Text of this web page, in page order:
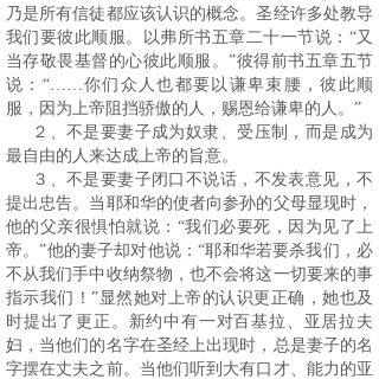
乃是所有信徒都应该认识的概念。圣经许多处教导
我们要彼此顺服。以弗所书五章二十一节说：“又
当存敬畏基督的心彼此顺服。”彼得前书五章五节
说：“……你们众人也都要以谦卑束腰，彼此顺
服，因为上帝阻挡骄傲的人，赐恩给谦卑的人。”
２、不是要妻子成为奴隶、受压制，而是成为
最自由的人来达成上帝的旨意。
３、不是要妻子闭口不说话，不发表意见，不
提出忠告。当耶和华的使者向参孙的父母显现时，
他的父亲很惧怕就说：“我们必要死，因为见了上
帝。”他的妻子却对他说：“耶和华若要杀我们，必
不从我们手中收纳祭物，也不会将这一切要来的事
指示我们！”显然她对上帝的认识更正确，她也及
时提出了更正。新约中有一对百基拉、亚居拉夫
妇，当他们的名字在圣经上出现时，总是妻子的名
字摆在丈夫之前。当他们听到大有口才、能力的亚